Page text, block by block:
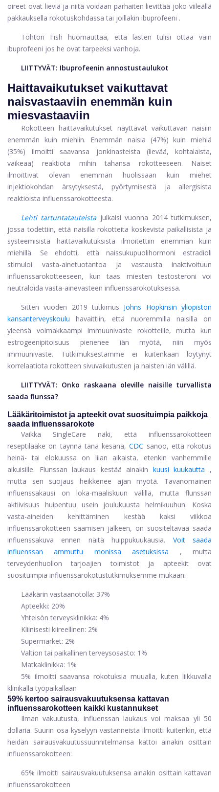
oireet ovat lieviä ja niitä voidaan parhaiten lievittää joko viileällä
pakkauksella rokotuskohdassa tai joillakin ibuprofeeni .
Tohtori Fish huomauttaa, että lasten tulisi ottaa vain
ibuprofeeni jos he ovat tarpeeksi vanhoja.
LIITTYVÄT: Ibuprofeenin annostustaulukot
Haittavaikutukset vaikuttavat
naisvastaaviin enemmän kuin
miesvastaaviin
Rokotteen haittavaikutukset näyttävät vaikuttavan naisiin
enemmän kuin miehiin. Enemmän naisia ​​(47%) kuin miehiä
(35%) ilmoitti saavansa jonkinasteista (lievää, kohtalaista,
vaikeaa) reaktiota mihin tahansa rokotteeseen. Naiset
ilmoittivat olevan enemmän huolissaan kuin miehet
injektiokohdan ärsytyksestä, pyörtymisestä ja allergisista
reaktioista influenssarokotteesta.
Lehti tartuntatauteista julkaisi vuonna 2014 tutkimuksen,
jossa todettiin, että naisilla rokotteita koskevista paikallisista ja
systeemisistä haittavaikutuksista ilmoitettiin enemmän kuin
miehillä. Se ehdotti, että naissukupuolihormoni estradioli
stimuloi vasta-ainetuotantoa ja vastausta inaktivoituun
influenssarokotteeseen, kun taas miesten testosteroni voi
neutraloida vasta-ainevasteen influenssarokotuksessa.
Sitten vuoden 2019 tutkimus Johns Hopkinsin yliopiston
kansanterveyskoulu
havaittiin, että nuoremmilla naisilla on
yleensä voimakkaampi immuunivaste rokotteille, mutta kun
estrogeenipitoisuus pienenee iän myötä, niin myös
immuunivaste.
Tutkimuksestamme ei kuitenkaan löytynyt
korrelaatiota rokotteen sivuvaikutusten ja naisten iän välillä.
LIITTYVÄT: Onko raskaana oleville naisille turvallista
saada flunssa?
Lääkäritoimistot ja apteekit ovat suosituimpia paikkoja
saada influenssarokote
Vaikka SingleCare näki, että influenssarokotteen
reseptilääke on täynnä tänä kesänä, CDC sanoo, että rokotus
heinä- tai elokuussa on liian aikaista, etenkin vanhemmille
aikuisille. Flunssan laukaus kestää ainakin kuusi kuukautta
,
mutta sen suojaus heikkenee ajan myötä. Tavanomainen
influenssakausi on loka-maaliskuun välillä, mutta flunssan
aktiivisuus huipentuu usein joulukuusta helmikuuhun. Koska
vasta-aineiden kehittäminen kestää kaksi viikkoa
influenssarokotteen saamisen jälkeen, on suositeltavaa saada
influenssakuva ennen näitä huippukuukausia.
Voit saada
influenssan ammuttu monissa asetuksissa
, mutta
terveydenhuollon tarjoajien toimistot ja apteekit ovat
suosituimpia influenssarokotustutkimuksemme mukaan:
Lääkärin vastaanotolla: 37%
Apteekki: 20%
Yhteisön terveysklinikka: 4%
Kliinisesti kiireellinen: 2%
Supermarket: 2%
Valtion tai paikallinen terveysosasto: 1%
Matkaklinikka: 1%
5% ilmoitti saavansa rokotuksia muualla, kuten liikkuvalla
klinikalla työpaikallaan
59% kertoo sairausvakuutuksensa kattavan
influenssarokotteen kaikki kustannukset
Ilman vakuutusta, influenssan laukaus voi maksaa yli 50
dollaria. Suurin osa kyselyyn vastanneista ilmoitti kuitenkin, että
heidän sairausvakuutussuunnitelmansa kattoi ainakin osittain
influenssarokotteen:
65% ilmoitti sairausvakuutuksensa ainakin osittain kattavan
influenssarokotteen